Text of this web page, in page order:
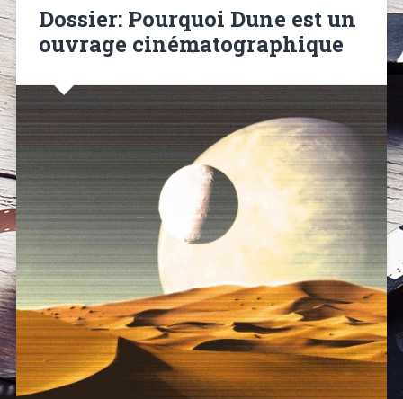
Dossier: Pourquoi Dune est un
ouvrage cinématographique